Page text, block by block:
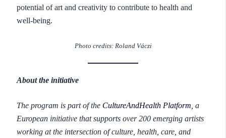
potential of art and creativity to contribute to health and
well-being.
Photo credits: Roland Váczi
About the initiative
The program is part of the CultureAndHealth Platform , a
European initiative that supports over 200 emerging artists
working at the intersection of culture, health, care, and